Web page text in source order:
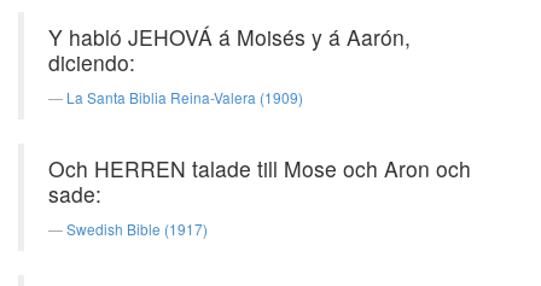
Y habló JEHOVÁ á Moisés y á Aarón,
diciendo:
La Santa Biblia Reina-Valera (1909)
Och HERREN talade till Mose och Aron och
sade:
Swedish Bible (1917)